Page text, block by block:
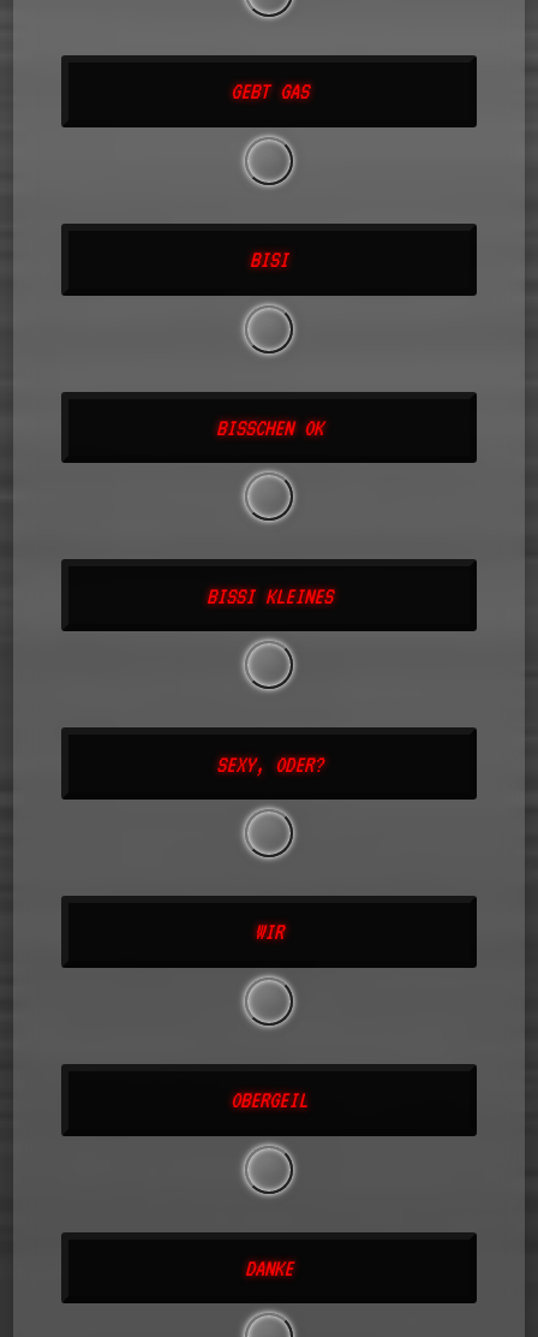
GEBT GAS
BISI
BISSCHEN OK
BISSI KLEINES
SEXY, ODER?
WIR
OBERGEIL
DANKE